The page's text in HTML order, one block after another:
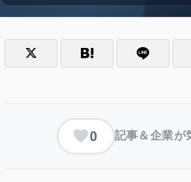
0 記事＆企業が